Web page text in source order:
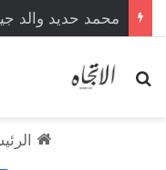
بحث عن